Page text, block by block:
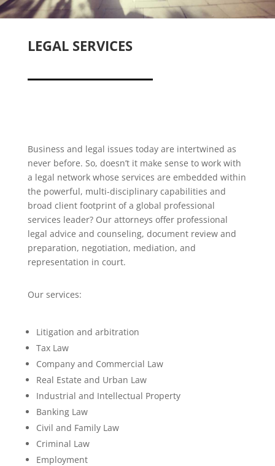
LEGAL SERVICES
Business and legal issues today are intertwined as
never before. So, doesn’t it make sense to work with
a legal network whose services are embedded within
the powerful, multi-disciplinary capabilities and
broad client footprint of a global professional
services leader? Our attorneys offer professional
legal advice and counseling, document review and
preparation, negotiation, mediation, and
representation in court.
Our services:
Litigation and arbitration
Tax Law
Company and Commercial Law
Real Estate and Urban Law
Industrial and Intellectual Property
Banking Law
Civil and Family Law
Criminal Law
Employment